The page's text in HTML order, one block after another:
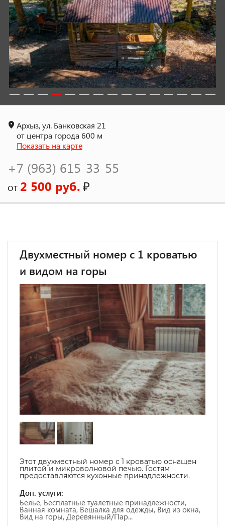
Архыз, ул. Банковская 21
от центра города 600 м
Показать на карте
+7 (963) 615-33-55
от 2 500 руб.₽
Двухместный номер с 1 кроватью
и видом на горы
Этот двухместный номер с 1 кроватью оснащен
плитой и микроволновой печью. Гостям
предоставляются кухонные принадлежности.
Доп. услуги:
Белье, Бесплатные туалетные принадлежности,
Ванная комната, Вешалка для одежды, Вид из окна,
Вид на горы, Деревянный/Пар...